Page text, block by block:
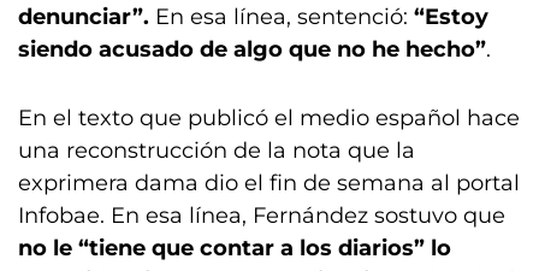
denunciar”. En esa línea, sentenció: “Estoy
siendo acusado de algo que no he hecho”.
En el texto que publicó el medio español hace
una reconstrucción de la nota que la
exprimera dama dio el fin de semana al portal
Infobae. En esa línea, Fernández sostuvo que
no le “tiene que contar a los diarios” lo